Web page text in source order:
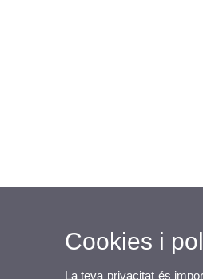
Cookies i
La teva privacitat és